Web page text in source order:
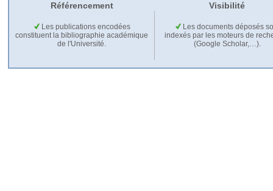
Référencement Visibilité
Les publications encodées
constituent la bibliographie académique
de l'Université.
Les documents déposés
indexés par les moteurs de
(Google Scholar,…).